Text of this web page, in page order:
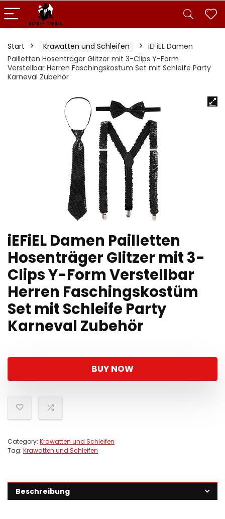
Start Krawatten und Schleifen
iEFiEL Damen
Pailletten Hosenträger Glitzer mit 3-Clips Y-Form
Verstellbar Herren Faschingskostüm Set mit Schleife Party
Karneval Zubehör
iEFiEL Damen Pailletten
Hosenträger Glitzer mit 3-
Clips Y-Form Verstellbar
Herren Faschingskostüm
Set mit Schleife Party
Karneval Zubehör
BUY NOW
Category: Krawatten und Schleifen
Tag: Krawatten und Schleifen
Beschreibung